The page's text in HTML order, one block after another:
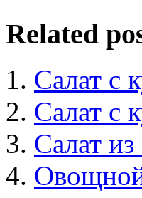
Related
Салат с
Салат с
Салат
Овощной